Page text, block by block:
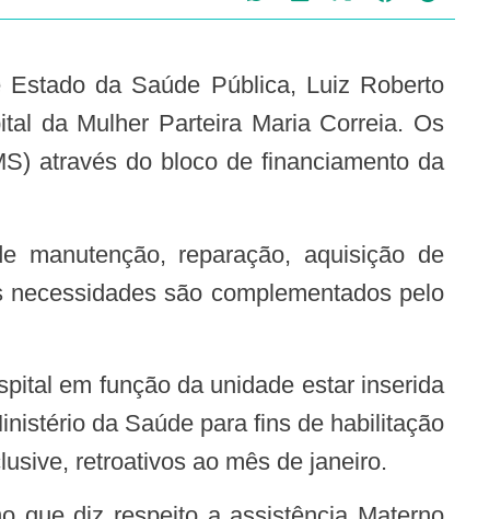
da Mulher Parteira Maria Correia. Os
através do bloco de financiamento da
são complementados pelo
da Saúde para fins de habilitação
retroativos ao mês de janeiro.